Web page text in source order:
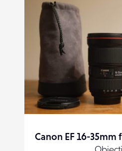
Canon EF 16-35mm